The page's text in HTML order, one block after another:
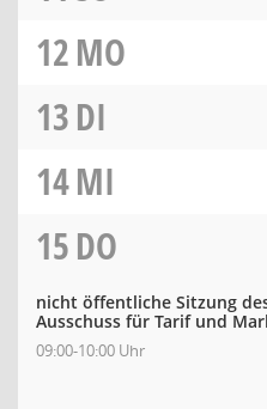
12MO
13DI
14MI
15DO
nicht öffentliche Sitzung
Ausschuss für Tarif und
09:00-10:00 Uhr